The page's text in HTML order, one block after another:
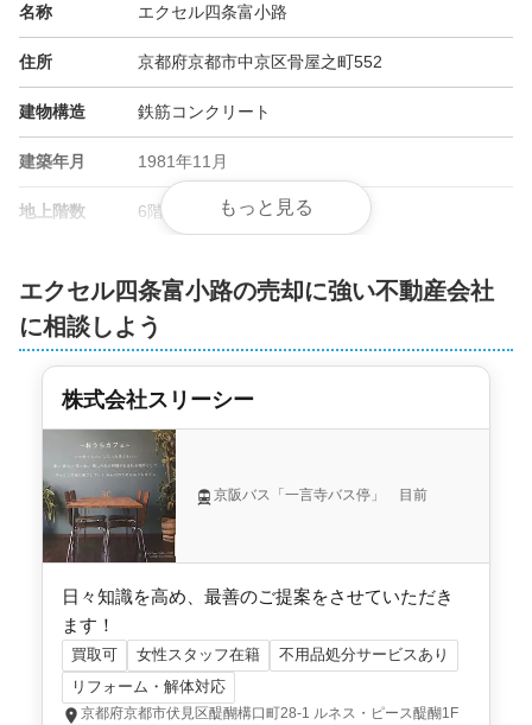
名称 エクセル四条富小路
住所 京都府京都市中京区骨屋之町552
建物構造 鉄筋コンクリート
建築年月 1981年11月
地上階数 6階
管理会社
用途地域 商業地域
施工会社 -
もっと見る
エクセル四条富小路の売却に強い不動産会社
に相談しよう
株式会社スリーシー
京阪バス「一言寺バス停」 目前
日々知識を高め、最善のご提案をさせていただき
ます！
買取可 女性スタッフ在籍
不用品処分サービスあり
リフォーム・解体対応
京都府京都市伏見区醍醐構口町28-1 ルネス・ピース醍醐1F